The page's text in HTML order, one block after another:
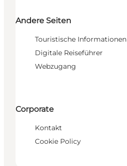
Andere Seiten
Touristische Informationen
Digitale Reiseführer
Webzugang
Corporate
Kontakt
Cookie Policy